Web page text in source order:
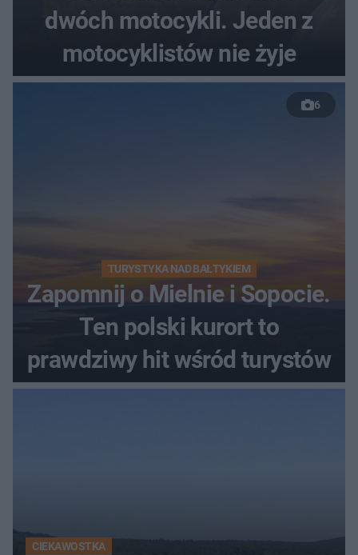
dwóch motocykli. Jeden z
motocyklistów nie żyje
6
TURYSTYKA NAD BAŁTYKIEM
Zapomnij o Mielnie i Sopocie.
Ten polski kurort to
prawdziwy hit wśród turystów
CIEKAWOSTKA